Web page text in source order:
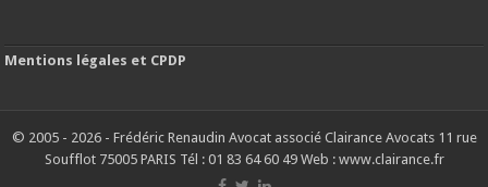
Mentions légales et CPDP
© 2005 - 2026 - Frédéric Renaudin Avocat associé Clairance Avocats 11 rue
Soufflot 75005 PARIS Tél : 01 83 64 60 49 Web : www.clairance.fr